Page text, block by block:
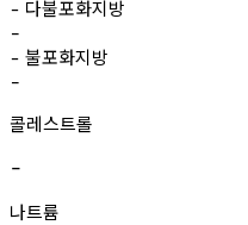
- 다불포화지방
-
- 불포화지방
-
콜레스트롤
-
나트륨